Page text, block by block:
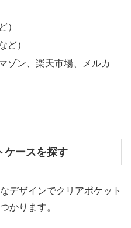
）
ど）
ゾン、楽天市場、メルカ
ケースを探す
デザインでクリアポケット
かります。